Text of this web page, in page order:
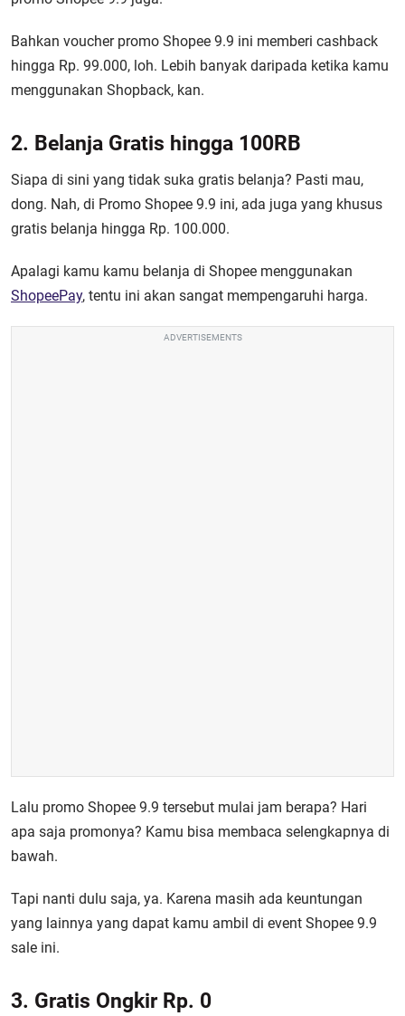
Bahkan voucher promo Shopee 9.9 ini memberi cashback
hingga Rp. 99.000, loh. Lebih banyak daripada ketika kamu
menggunakan Shopback, kan.
2. Belanja Gratis hingga 100RB
Siapa di sini yang tidak suka gratis belanja? Pasti mau,
dong. Nah, di Promo Shopee 9.9 ini, ada juga yang khusus
gratis belanja hingga Rp. 100.000.
Apalagi kamu kamu belanja di Shopee menggunakan
ShopeePay, tentu ini akan sangat mempengaruhi harga.
ADVERTISEMENTS
Lalu promo Shopee 9.9 tersebut mulai jam berapa? Hari
apa saja promonya? Kamu bisa membaca selengkapnya di
bawah.
Tapi nanti dulu saja, ya. Karena masih ada keuntungan
yang lainnya yang dapat kamu ambil di event Shopee 9.9
sale ini.
3. Gratis Ongkir Rp. 0